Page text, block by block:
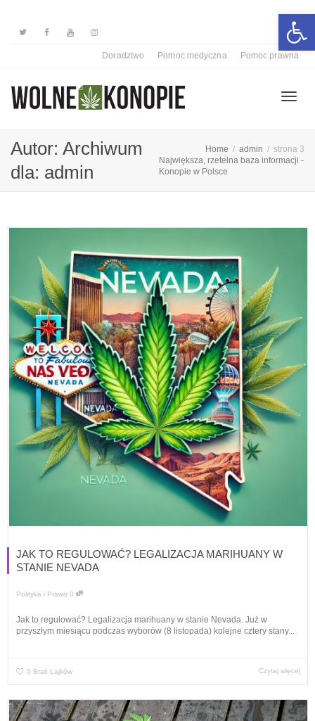
Doradztwo Pomoc medyczna Pomoc prawna
Autor: Archiwum
dla: admin
Home admin
strona 3
Największa, rzetelna baza informacji -
Konopie w Polsce
JAK TO REGULOWAĆ? LEGALIZACJA MARIHUANY W
STANIE NEVADA
Polityka i Prawo 0
Jak to regulować? Legalizacja marihuany w stanie Nevada. Już w
przyszłym miesiącu podczas wyborów (8 listopada) kolejne cztery stany...
0 Brak Lajków Czytaj więcej